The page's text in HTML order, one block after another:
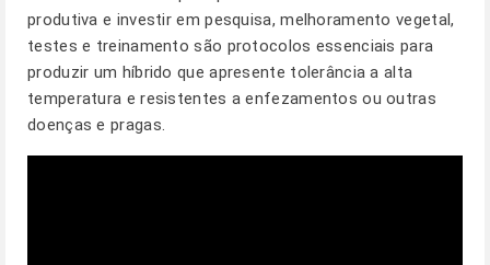
produtiva e investir em pesquisa, melhoramento vegetal,
testes e treinamento são protocolos essenciais para
produzir um híbrido que apresente tolerância a alta
temperatura e resistentes a enfezamentos ou outras
doenças e pragas.